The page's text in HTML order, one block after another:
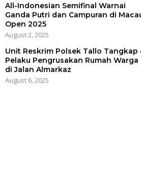
All-Indonesian Semifinal Warnai
Ganda Putri dan Campuran di
Open 2025
August 2, 2025
Unit Reskrim Polsek Tallo Tangkap
Pelaku Pengrusakan Rumah Warga
di Jalan Almarkaz
August 6, 2025